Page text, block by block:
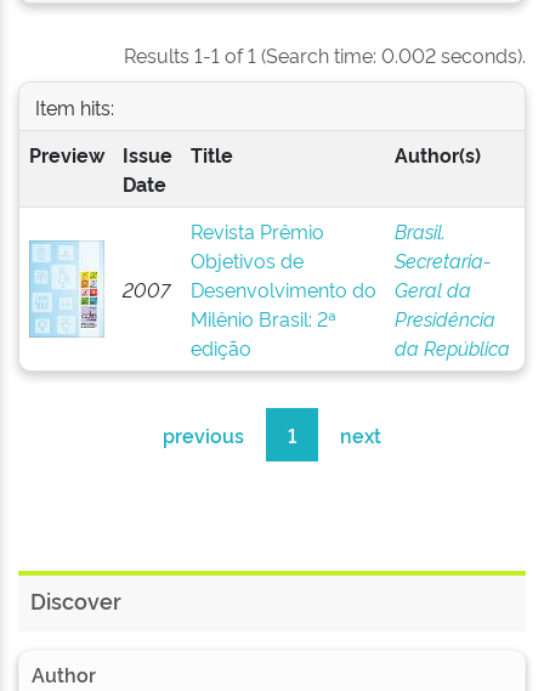
Results 1-1 of 1 (Search time: 0.002 seconds).
Item hits:
Preview
Issue
Date
Title Author(s)
2007
Revista Prêmio
Objetivos de
Desenvolvimento do
Milênio Brasil: 2ª
edição
Brasil.
Secretaria-
Geral da
Presidência
da República
previous 1 next
Discover
Author